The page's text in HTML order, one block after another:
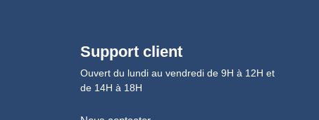
Support client
Ouvert du lundi au vendredi de 9H à 12H et
de 14H à 18H